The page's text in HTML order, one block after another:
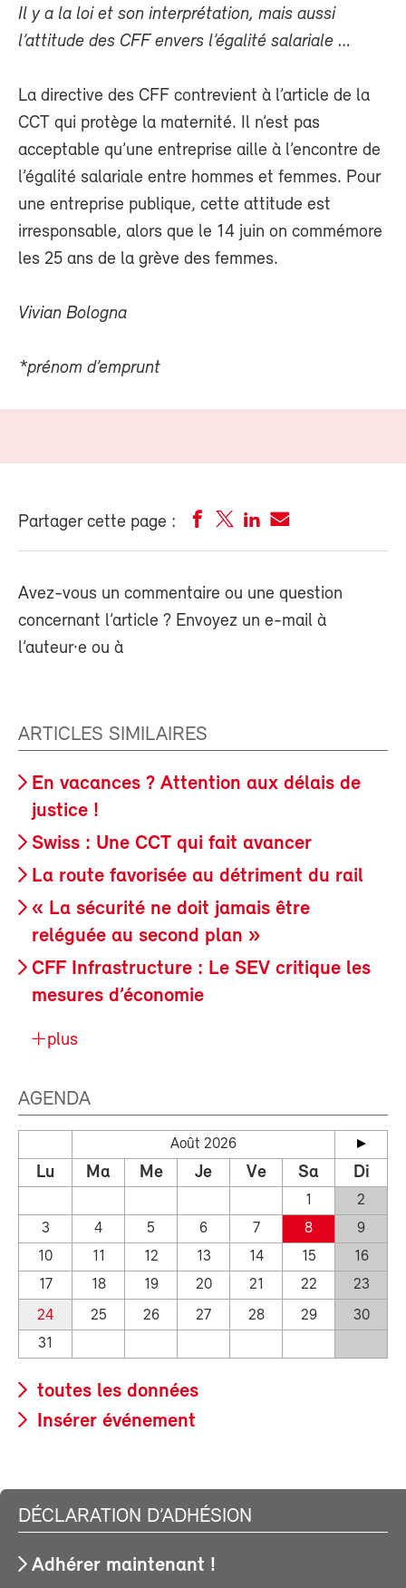
Il y a la loi et son interprétation, mais aussi
l’attitude des CFF envers l’égalité salariale …
La directive des CFF contrevient à l’article de la
CCT qui protège la maternité. Il n’est pas
acceptable qu’une entreprise aille à l’encontre de
l’égalité salariale entre hommes et femmes. Pour
une entreprise publique, cette attitude est
irresponsable, alors que le 14 juin on commémore
les 25 ans de la grève des femmes.
Vivian Bologna
*prénom d’emprunt
Partager cette page :
Avez-vous un commentaire ou une question
concernant l’article ? Envoyez un e-mail à
l’auteur·e ou à
ARTICLES SIMILAIRES
En vacances ? Attention aux délais de
justice !
Swiss : Une CCT qui fait avancer
La route favorisée au détriment du rail
« La sécurité ne doit jamais être
reléguée au second plan »
CFF Infrastructure : Le SEV critique les
mesures d’économie
plus
AGENDA
Août 2026
Lu Ma Me Je Ve Sa Di
1
2
3
4 5 6 7 8
9
10
11 12 13 14 15
16
17
18 19 20 21 22
23
24
25 26 27 28 29
30
31
toutes les données
Insérer événement
DÉCLARATION D’ADHÉSION
Adhérer maintenant !